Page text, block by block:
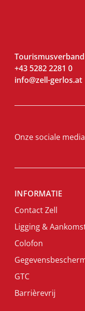
+43 5282 2281 0
info@zell-gerlos.at
Onze sociale
INFORMATIE
Contact Zell
Ligging &
Colofon
GTC
Barrièrevrij